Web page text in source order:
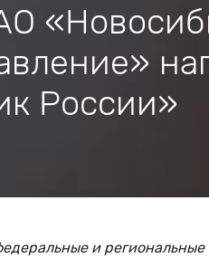
России»
и региональные